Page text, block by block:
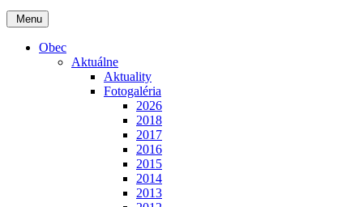
Menu
Obec
Aktuálne
Aktuality
Fotogaléria
2026
2018
2017
2016
2015
2014
2013